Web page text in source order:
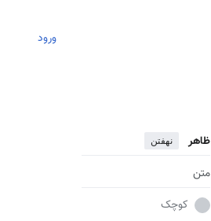
ورود
ظاهر نهفتن
متن
کوچک